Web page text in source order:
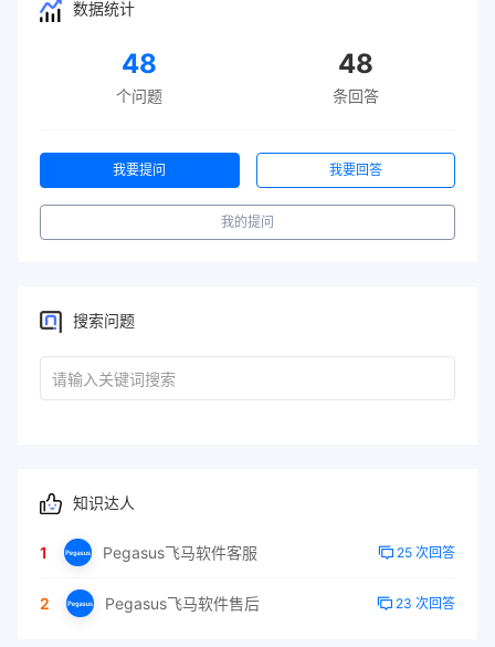
数据统计
48
个问题
48
条回答
我要提问 我要回答
我的提问
搜索问题
知识达人
1 Pegasus飞马软件客服 25 次回答
2 Pegasus飞马软件售后 23 次回答